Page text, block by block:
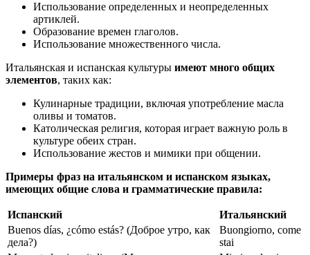
Использование определенных и неопределенных
артиклей.
Образование времен глаголов.
Использование множественного числа.
Итальянская и испанская культуры имеют много общих
элементов, таких как:
Кулинарные традиции, включая употребление масла
оливы и томатов.
Католическая религия, которая играет важную роль в
культуре обеих стран.
Использование жестов и мимики при общении.
Примеры фраз на итальянском и испанском языках,
имеющих общие слова и грамматические правила:
Испанский
Итальянский
Buenos días, ¿cómo estás? (Доброе утро, как
дела?)
Buongiorno, come
stai